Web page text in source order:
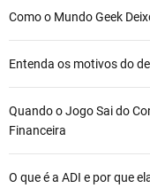
Como o Mundo Geek
Entenda os motivos do
Quando o Jogo Sai do
Financeira
O que é a ADI e por que